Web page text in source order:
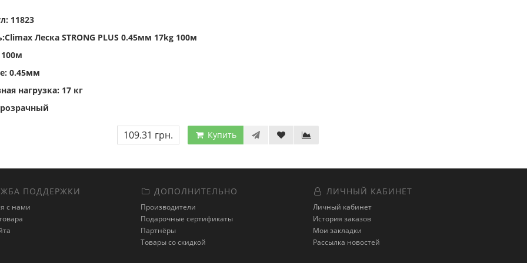
11823
Леска STRONG PLUS 0.45мм 17kg 100м
0.45мм
нагрузка: 17 кг
109.31 грн. Купить
ПОДДЕРЖКИ
с нами
ДОПОЛНИТЕЛЬНО
Производители
Подарочные сертификаты
Партнёры
Товары со скидкой
ЛИЧНЫЙ КАБИНЕТ
Личный кабинет
История заказов
Мои закладки
Рассылка новостей